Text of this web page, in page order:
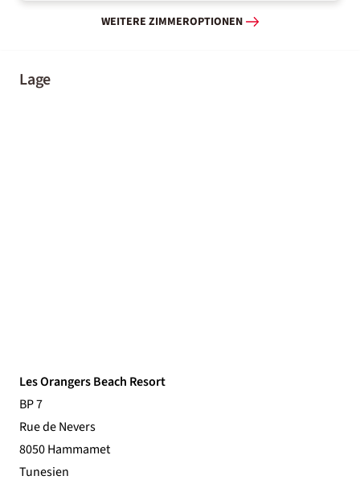
WEITERE ZIMMEROPTIONEN
Lage
Les Orangers Beach Resort
BP 7
Rue de Nevers
8050 Hammamet
Tunesien